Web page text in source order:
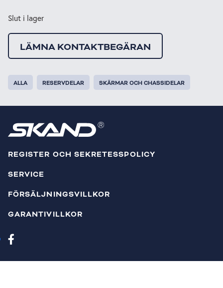
Slut i lager
LÄMNA KONTAKTBEGÄRAN
ALLA RESERVDELAR SKÄRMAR OCH CHASSIDELAR
REGISTER OCH SEKRETESSPOLICY
SERVICE
FÖRSÄLJNINGSVILLKOR
GARANTIVILLKOR